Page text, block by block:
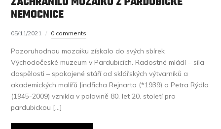
NEMOCNICE
05/11/2021 0 comments
Pozoruhodnou mozaiku získalo do svých sbírek
Východočeské muzeum v Pardubicích. Radostné mládí – síla
dospělosti – spokojené stáří od sklářských výtvarníků a
akademických malířů Jindřicha Rejnarta (*1939) a Petra Rýdla
(1945-2009) vznikla v polovině 80. let 20. století pro
pardubickou […]